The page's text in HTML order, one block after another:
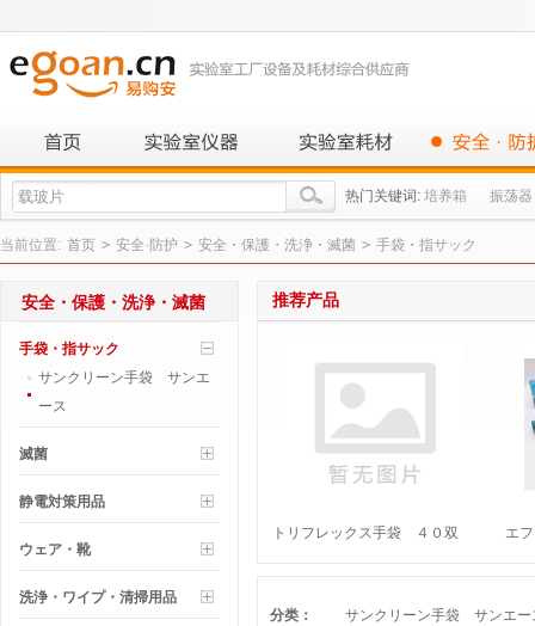
热门关键词: 培养箱 振荡器
当前位置: 首页 > 安全·防护 > 安全・保護・洗浄・滅菌 > 手袋・指サック
推荐产品
トリフレックス手袋 ４０双
エ
分类： サンクリーン手袋 サンエー
安全・保護・洗浄・滅菌
手袋・指サック
サンクリーン手袋 サンエ
ース
滅菌
静電対策用品
ウェア・靴
洗浄・ワイプ・清掃用品